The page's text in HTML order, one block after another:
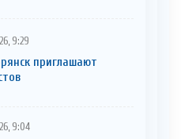
9:29
приглaшают
9:04